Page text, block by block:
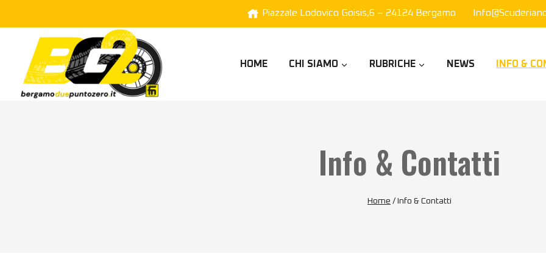
Piazzale Lodovico Goisis,6 – 24124 Bergamo
HOME CHI SIAMO RUBRICHE NEWS INFO &
Info & Contatti
Home / Info & Contatti